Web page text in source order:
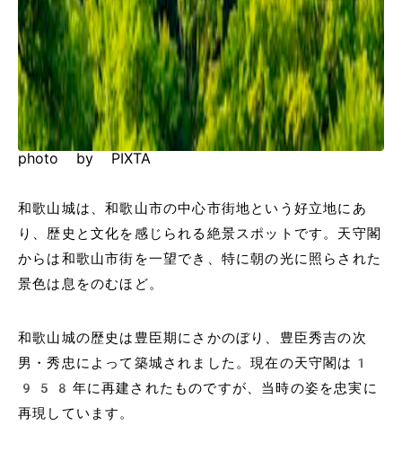
photo by PIXTA
和歌山城は、和歌山市の中心市街地という好立地にあ
り、歴史と文化を感じられる絶景スポットです。天守閣
からは和歌山市街を一望でき、特に朝の光に照らされた
景色は息をのむほど。
和歌山城の歴史は豊臣期にさかのぼり、豊臣秀吉の次
男・秀忠によって築城されました。現在の天守閣は1
958年に再建されたものですが、当時の姿を忠実に
再現しています。